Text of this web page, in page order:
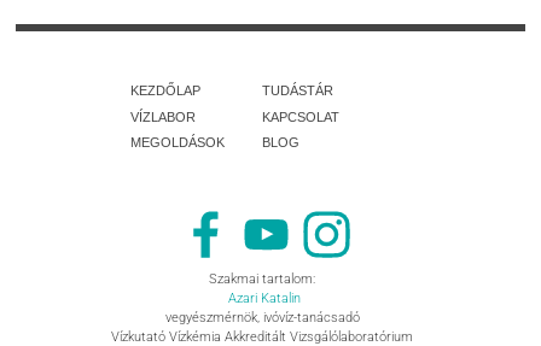
Szakmai tartalom:
Azari Katalin
vegyészmérnök, ivóvíz-tanácsadó
Vízkutató Vízkémia Akkreditált Vizsgálólaboratórium
Ugrás a menüre
KEZDŐLAP TUDÁSTÁR
VÍZLABOR
▼
KAPCSOLAT
MEGOLDÁSOK
▼
BLOG